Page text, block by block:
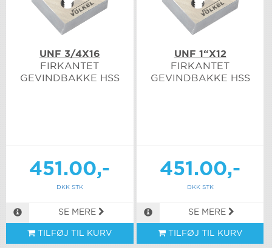
UNF 3/4X16
FIRKANTET
GEVINDBAKKE HSS
451.00,-
DKK STK
SE MERE
TILFØJ TIL KURV
UNF 1“X12
FIRKANTET
GEVINDBAKKE HSS
451.00,-
DKK STK
SE MERE
TILFØJ TIL KURV